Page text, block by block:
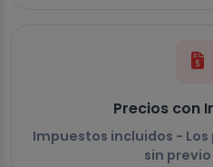
Precios con
Impuestos incluidos -
sin